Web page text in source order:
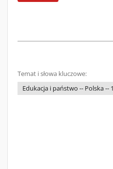
Temat i słowa kluczowe:
Edukacja i państwo -- Polska --